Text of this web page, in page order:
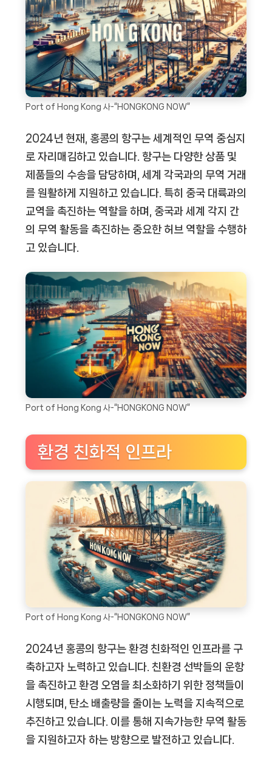
Port of Hong Kong 사-“HONGKONG NOW”
2024년 현재, 홍콩의 항구는 세계적인 무역 중심지
로 자리매김하고 있습니다. 항구는 다양한 상품 및
제품들의 수송을 담당하며, 세계 각국과의 무역 거래
를 원활하게 지원하고 있습니다. 특히 중국 대륙과의
교역을 촉진하는 역할을 하며, 중국과 세계 각지 간
의 무역 활동을 촉진하는 중요한 허브 역할을 수행하
고 있습니다.
Port of Hong Kong 사-“HONGKONG NOW”
환경 친화적 인프라
Port of Hong Kong 사-“HONGKONG NOW”
2024년 홍콩의 항구는 환경 친화적인 인프라를 구
축하고자 노력하고 있습니다. 친환경 선박들의 운항
을 촉진하고 환경 오염을 최소화하기 위한 정책들이
시행되며, 탄소 배출량을 줄이는 노력을 지속적으로
추진하고 있습니다. 이를 통해 지속가능한 무역 활동
을 지원하고자 하는 방향으로 발전하고 있습니다.